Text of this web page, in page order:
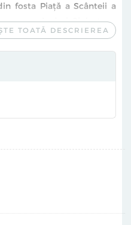
fosta Piaţă a Scânteii a
Andrei Ciubotaru,
Ileana Oancea, Virgil
Zgondoiu. Fiecare proiect
fotografic şi este
Cristian Neagoe, Vlad
lui V. I. Lenin de Boris
pe soclul din Piața
invitați apoi de Ioana
TOATĂ DESCRIEREA